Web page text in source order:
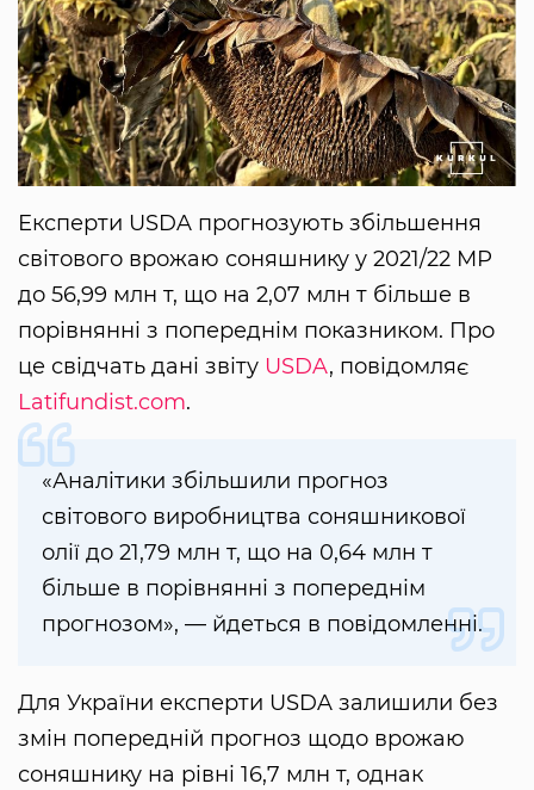
Експерти USDA прогнозують збільшення
світового врожаю соняшнику у 2021/22 МР
до 56,99 млн т, що на 2,07 млн ​​т більше в
порівнянні з попереднім показником. Про
це свідчать дані звіту USDA, повідомляє
Latifundist.com.
«Аналітики збільшили прогноз
світового виробництва соняшникової
олії до 21,79 млн т, що на 0,64 млн т
більше в порівнянні з попереднім
прогнозом», — йдеться в повідомленні.
Для України експерти USDA залишили без
змін попередній прогноз щодо врожаю
соняшнику на рівні 16,7 млн ​​т, однак